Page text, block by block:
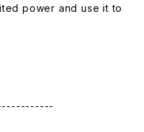
power and use it to